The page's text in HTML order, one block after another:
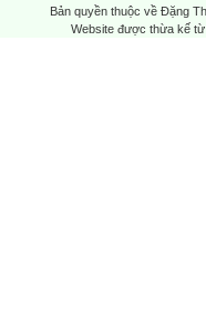
Bản quyền thuộc về Đặng
Website được thừa kế